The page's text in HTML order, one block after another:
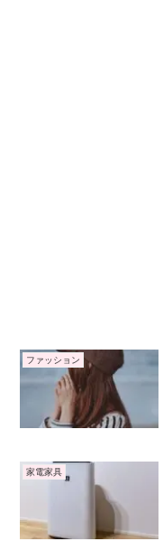
ファッション
家電家具